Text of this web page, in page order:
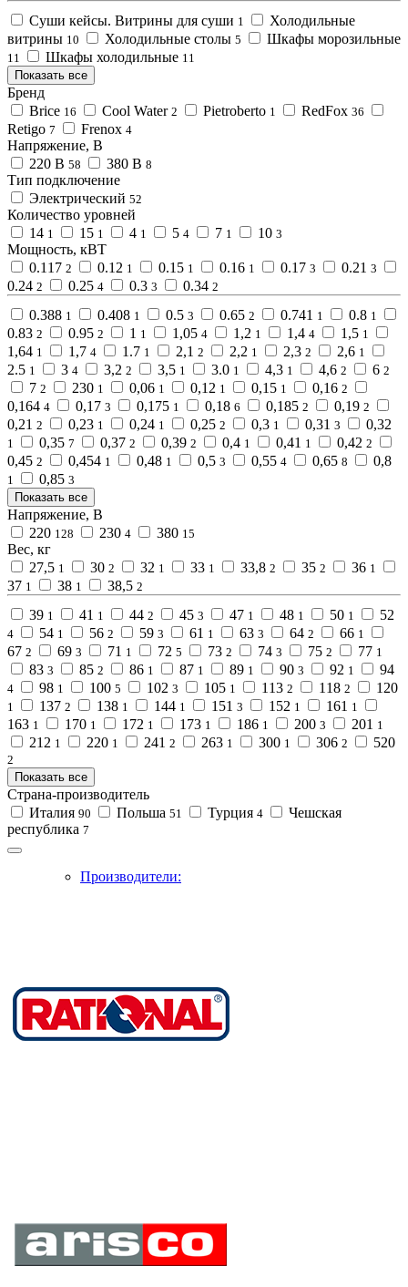
Суши кейсы. Витрины для суши 1
Холодильные
витрины 10 Холодильные столы 5 Шкафы морозильные
11 Шкафы холодильные 11
Показать все
Бренд
Brice 16 Cool Water 2 Pietroberto 1 RedFox 36
Retigo 7 Frenox 4
Напряжение, В
220 В 58 380 В 8
Тип подключение
Электрический 52
Количество уровней
14 1 15 1 4 1 5 4 7 1 10 3
Мощность, кВТ
0.117 2 0.12 1 0.15 1 0.16 1 0.17 3 0.21 3
0.24 2 0.25 4 0.3 3 0.34 2
0.388 1 0.408 1 0.5 3 0.65 2 0.741 1 0.8 1
0.83 2 0.95 2 1 1 1,05 4 1,2 1 1,4 4 1,5 1
1,64 1 1,7 4 1.7 1 2,1 2 2,2 1 2,3 2 2,6 1
2.5 1 3 4 3,2 2 3,5 1 3.0 1 4,3 1 4,6 2 6 2
7 2 230 1 0,06 1 0,12 1 0,15 1 0,16 2
0,164 4 0,17 3 0,175 1 0,18 6 0,185 2 0,19 2
0,21 2 0,23 1 0,24 1 0,25 2 0,3 1 0,31 3 0,32
1 0,35 7 0,37 2 0,39 2 0,4 1 0,41 1 0,42 2
0,45 2 0,454 1 0,48 1 0,5 3 0,55 4 0,65 8 0,8
1 0,85 3
Показать все
Напряжение, В
220 128 230 4 380 15
Вес, кг
27,5 1 30 2 32 1 33 1 33,8 2 35 2 36 1
37 1 38 1 38,5 2
39 1 41 1 44 2 45 3 47 1 48 1 50 1 52
4 54 1 56 2 59 3 61 1 63 3 64 2 66 1
67 2 69 3 71 1 72 5 73 2 74 3 75 2 77 1
83 3 85 2 86 1 87 1 89 1 90 3 92 1 94
4 98 1 100 5 102 3 105 1 113 2 118 2 120
1 137 2 138 1 144 1 151 3 152 1 161 1
163 1 170 1 172 1 173 1 186 1 200 3 201 1
212 1 220 1 241 2 263 1 300 1 306 2 520
2
Показать все
Страна-производитель
Италия 90 Польша 51 Турция 4
Чешская
республика 7
Производители: